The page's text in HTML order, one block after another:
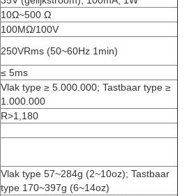
10Ω~500 Ω
100MΩ/100V
250VRms (50~60Hz 1min)
≤ 5ms
Vlak type ≥ 5.000.000; Tastbaar type ≥
1.000.000
R>1,180
Vlak type 57~284g (2~10oz); Tastbaar
type 170~397g (6~14oz)